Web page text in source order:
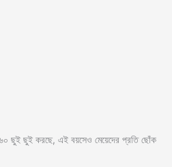
৬০ ছুই ছুই করছে, এই বয়সেও মেয়েদের প্রতি ছোঁক